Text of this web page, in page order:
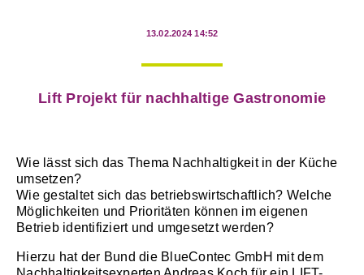
13.02.2024 14:52
Lift Projekt für nachhaltige Gastronomie
Wie lässt sich das Thema Nachhaltigkeit in der Küche
umsetzen?
Wie gestaltet sich das betriebswirtschaftlich? Welche
Möglichkeiten und Prioritäten können im eigenen
Betrieb identifiziert und umgesetzt werden?
Hierzu hat der Bund die BlueContec GmbH mit dem